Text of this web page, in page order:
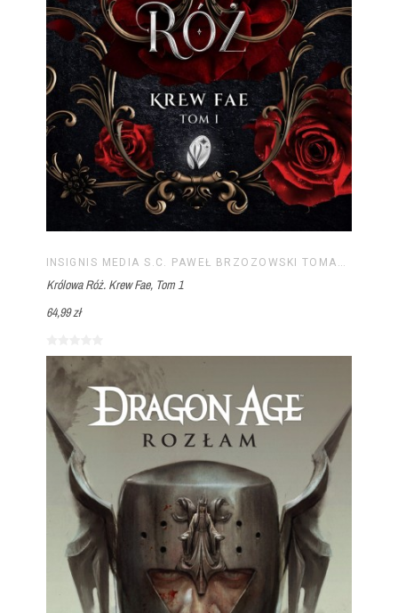
INSIGNIS MEDIA S.C. PAWEŁ BRZOZOWSKI TOMASZ BRZOZOWSKI
Królowa Róż. Krew Fae, Tom 1
64,99 zł